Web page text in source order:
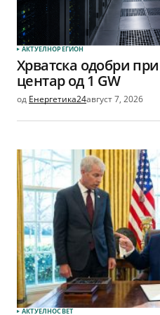
АКТУЕЛНОРЕГИОН
Хрватска одобри
центар од 1 GW
од Енергетика24август 7, 2026
АКТУЕЛНОСВЕТ